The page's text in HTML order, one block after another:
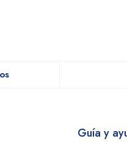
Guía y